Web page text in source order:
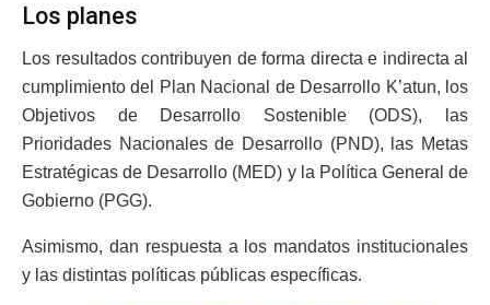
Los planes
Los resultados contribuyen de forma directa e indirecta al
cumplimiento del Plan Nacional de Desarrollo K’atun, los
Objetivos de Desarrollo Sostenible (ODS), las
Prioridades Nacionales de Desarrollo (PND), las Metas
Estratégicas de Desarrollo (MED) y la Política General de
Gobierno (PGG).
Asimismo, dan respuesta a los mandatos institucionales
y las distintas políticas públicas específicas.